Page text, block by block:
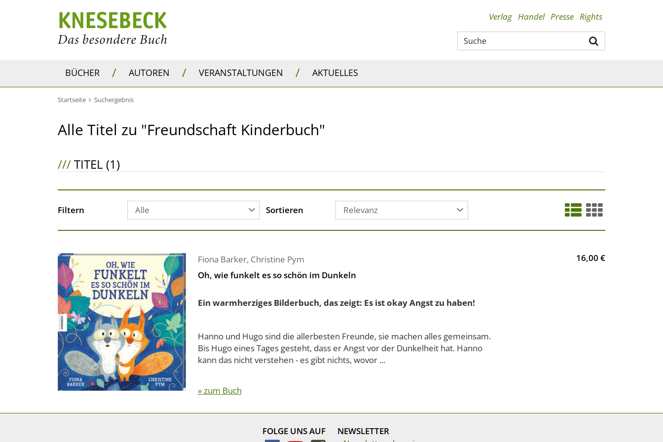
Verlag Handel Presse Rights
BÜCHER / AUTOREN / VERANSTALTUNGEN / AKTUELLES
Startseite Suchergebnis
Alle Titel zu "Freundschaft Kinderbuch"
///TITEL (1)
Filtern Alle Sortieren Relevanz
Fiona Barker, Christine Pym
Oh, wie funkelt es so schön im Dunkeln
Ein warmherziges Bilderbuch, das zeigt: Es ist okay Angst zu haben!
Hanno und Hugo sind die allerbesten Freunde, sie machen alles gemeinsam.
Bis Hugo eines Tages gesteht, dass er Angst vor der Dunkelheit hat. Hanno
kann das nicht verstehen - es gibt nichts, wovor ...
» zum Buch
16,00 €
FOLGE UNS AUF
NEWSLETTER